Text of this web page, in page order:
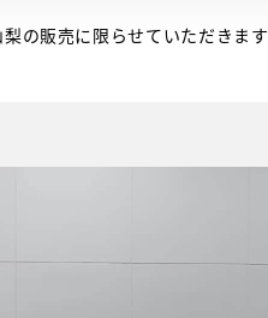
の販売に限らせていただきます